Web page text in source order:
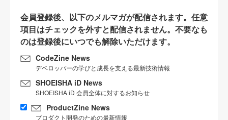
会員登録後、以下のメルマガが配信されます。任意
項目はチェックを外すと配信されません。不要なも
のは登録後にいつでも解除いただけます。
CodeZine News
デベロッパーの学びと成長を支える最新技術情報
SHOEISHA iD News
SHOEISHA iD 会員全体に対するお知らせ
ProductZine News
プロダクト開発のための最新情報